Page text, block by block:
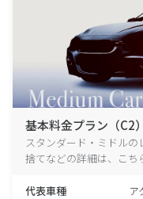
基本料金プラン（C2）
スタンダード・ミドルの
捨てなどの詳細は、こち
代表車種 ア